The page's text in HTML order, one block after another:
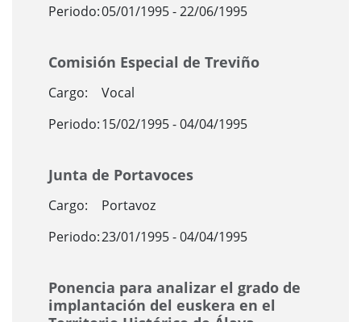
Periodo:05/01/1995 - 22/06/1995
Comisión Especial de Treviño
Cargo:
Vocal
Periodo:15/02/1995 - 04/04/1995
Junta de Portavoces
Cargo:
Portavoz
Periodo:23/01/1995 - 04/04/1995
Ponencia para analizar el grado de
implantación del euskera en el